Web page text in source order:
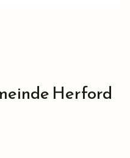
Herford